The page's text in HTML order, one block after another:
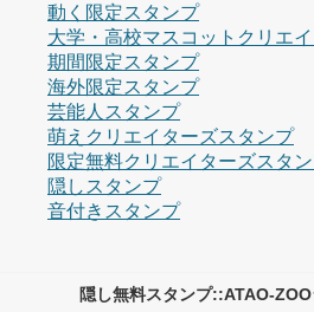
動く限定スタンプ
大学・高校マスコットクリエ
期間限定スタンプ
海外限定スタンプ
芸能人スタンプ
萌えクリエイターズスタンプ
限定無料クリエイターズスタ
隠しスタンプ
音付きスタンプ
隠し無料スタンプ::ATAO-